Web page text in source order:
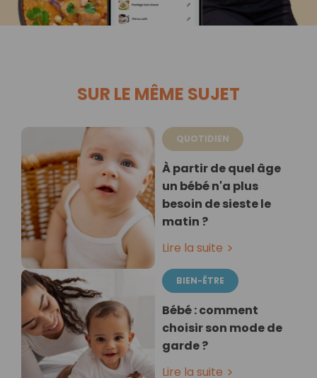
SUR LE MÊME SUJET
QUOTIDIEN
À partir de quel âge
un bébé n'a plus
besoin de sieste le
matin ?
Lire la suite
BIEN-ÊTRE
Bébé : comment
choisir son mode de
garde ?
Lire la suite